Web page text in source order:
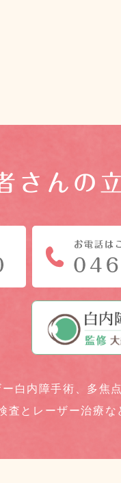
さんの
白内障手術、 多焦
査とレーザー治療な